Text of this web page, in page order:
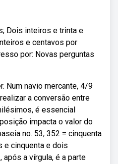
Dois inteiros e trinta e
e centavos por
por: Novas perguntas
Num navio mercante, 4/9
a conversão entre
é essencial
impacta o valor do
no. 53, 352 = cinquenta
e cinquenta e dois
a vírgula, é a parte